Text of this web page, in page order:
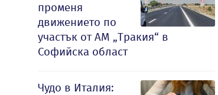
променя
движението по
участък от АМ „Тракия“ в
Софийска област
Чудо в Италия: